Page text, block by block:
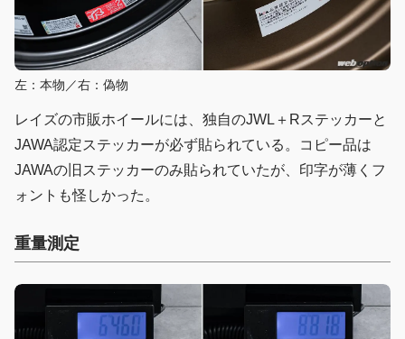
左：本物／右：偽物
レイズの市販ホイールには、独自のJWL＋Rステッカーと
JAWA認定ステッカーが必ず貼られている。コピー品は
JAWAの旧ステッカーのみ貼られていたが、印字が薄くフ
ォントも怪しかった。
重量測定